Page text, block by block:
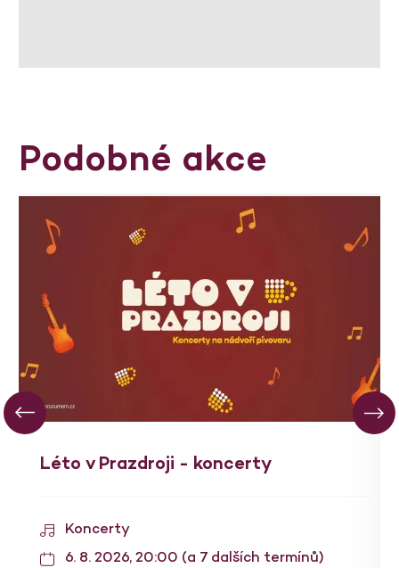
Podobné akce
Léto v Prazdroji - koncerty
Koncerty
6. 8. 2026, 20:00 (a 7 dalších termínů)